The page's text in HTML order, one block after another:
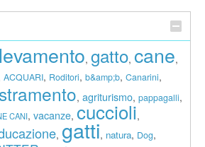
, gatto, cane,
ACQUARI, Roditori, b&amp;b, Canarini,
, agriturismo, pappagalli,
CANI, vacanze, cuccioli,
, gatti, natura, Dog,